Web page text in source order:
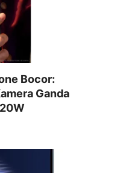
Bocor:
Ganda